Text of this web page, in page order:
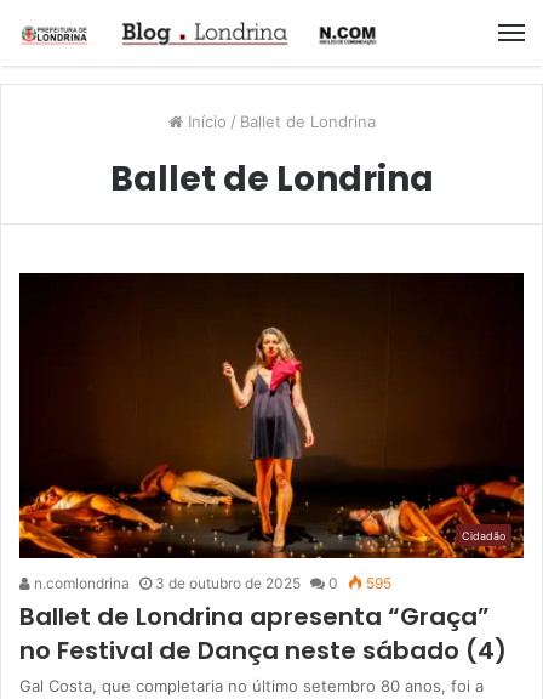
Início / Ballet de Londrina
Ballet de Londrina
Cidadão
n.comlondrina 3 de outubro de 2025 0 595
Ballet de Londrina apresenta “Graça”
no Festival de Dança neste sábado (4)
Gal Costa, que completaria no último setembro 80 anos, foi a